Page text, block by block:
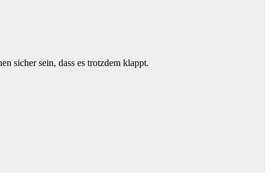
sicher sein, dass es trotzdem klappt.